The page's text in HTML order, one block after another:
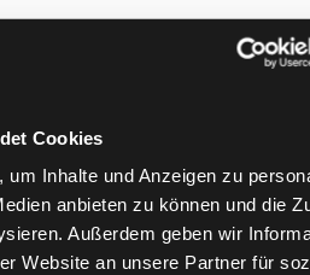
Cookies
um Inhalte und Anzeigen zu
anbieten zu können und die
Außerdem geben wir
Website an unsere Partner für
im
in der Regel keine
ein Zugangsproblem.